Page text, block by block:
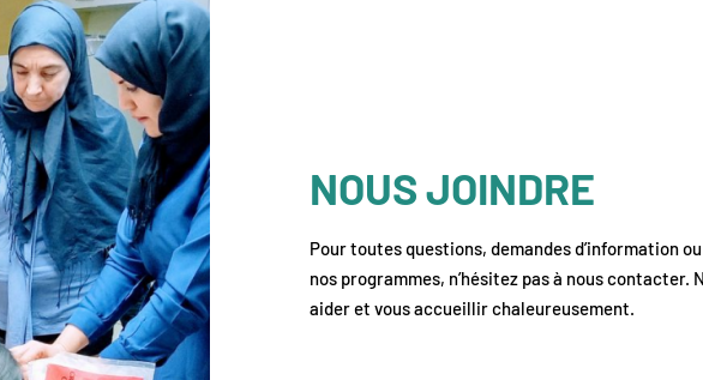
NOUS JOINDRE
Pour toutes questions, demandes d’information
nos programmes, n’hésitez pas à nous contacter.
aider et vous accueillir chaleureusement.